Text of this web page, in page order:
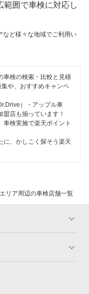
範囲で車検に対応し
など様々な地域でご利用い
車検の検索・比較と見積
や、おすすめキャンペ
）・アップル車
店も揃っています！
検実施で楽天ポイント
に、かしこく探そう楽天
リア周辺の車検店舗一覧
ン一覧